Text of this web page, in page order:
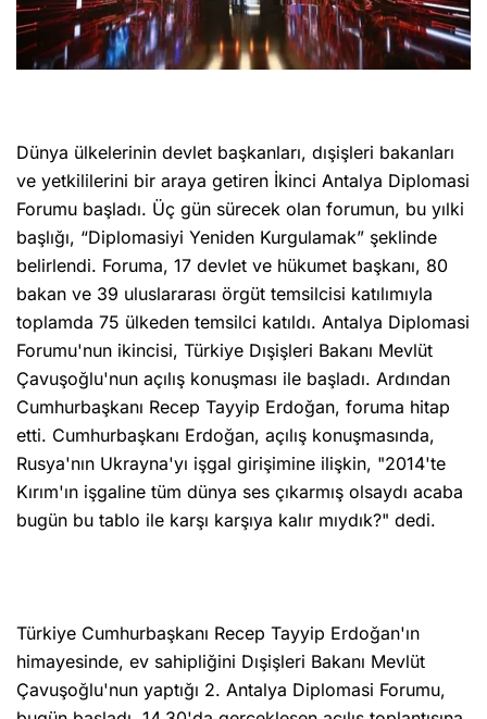
Dünya ülkelerinin devlet başkanları, dışişleri bakanları
ve yetkililerini bir araya getiren İkinci Antalya Diplomasi
Forumu başladı. Üç gün sürecek olan forumun, bu yılki
başlığı, “Diplomasiyi Yeniden Kurgulamak” şeklinde
belirlendi. Foruma, 17 devlet ve hükumet başkanı, 80
bakan ve 39 uluslararası örgüt temsilcisi katılımıyla
toplamda 75 ülkeden temsilci katıldı. Antalya Diplomasi
Forumu'nun ikincisi, Türkiye Dışişleri Bakanı Mevlüt
Çavuşoğlu'nun açılış konuşması ile başladı. Ardından
Cumhurbaşkanı Recep Tayyip Erdoğan, foruma hitap
etti. Cumhurbaşkanı Erdoğan, açılış konuşmasında,
Rusya'nın Ukrayna'yı işgal girişimine ilişkin, "2014'te
Kırım'ın işgaline tüm dünya ses çıkarmış olsaydı acaba
bugün bu tablo ile karşı karşıya kalır mıydık?" dedi.
Türkiye Cumhurbaşkanı Recep Tayyip Erdoğan'ın
himayesinde, ev sahipliğini Dışişleri Bakanı Mevlüt
Çavuşoğlu'nun yaptığı 2. Antalya Diplomasi Forumu,